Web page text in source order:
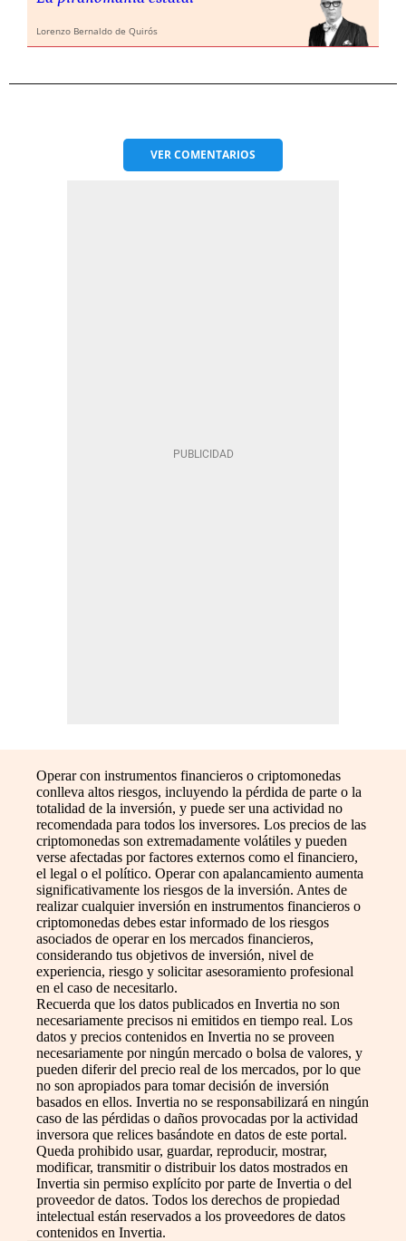
Lorenzo Bernaldo de Quirós
VERCOMENTARIOS
Operar con instrumentos financieros o criptomonedas
conlleva altos riesgos, incluyendo la pérdida de parte o la
totalidad de la inversión, y puede ser una actividad no
recomendada para todos los inversores. Los precios de las
criptomonedas son extremadamente volátiles y pueden
verse afectadas por factores externos como el financiero,
el legal o el político. Operar con apalancamiento aumenta
significativamente los riesgos de la inversión. Antes de
realizar cualquier inversión en instrumentos financieros o
criptomonedas debes estar informado de los riesgos
asociados de operar en los mercados financieros,
considerando tus objetivos de inversión, nivel de
experiencia, riesgo y solicitar asesoramiento profesional
en el caso de necesitarlo.
Recuerda que los datos publicados en Invertia no son
necesariamente precisos ni emitidos en tiempo real. Los
datos y precios contenidos en Invertia no se proveen
necesariamente por ningún mercado o bolsa de valores, y
pueden diferir del precio real de los mercados, por lo que
no son apropiados para tomar decisión de inversión
basados en ellos. Invertia no se responsabilizará en ningún
caso de las pérdidas o daños provocadas por la actividad
inversora que relices basándote en datos de este portal.
Queda prohibido usar, guardar, reproducir, mostrar,
modificar, transmitir o distribuir los datos mostrados en
Invertia sin permiso explícito por parte de Invertia o del
proveedor de datos. Todos los derechos de propiedad
intelectual están reservados a los proveedores de datos
contenidos en Invertia.